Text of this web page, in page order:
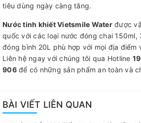
tiêu dùng ngày càng tăng.
Nước tinh khiết Vietsmile Waterđược
quốc với các loại nước đóng chai
đóng bình 20L phù hợp với mọi địa điểm
Liên hệ ngay với chúng tôi qua Hotline
906để có những sản phẩm an toàn và
BÀI VIẾT LIÊN QUAN